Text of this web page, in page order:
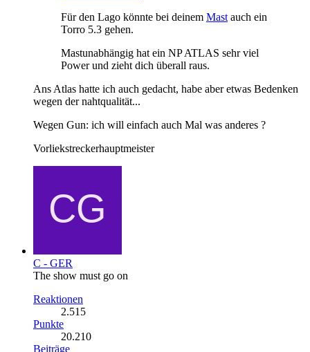
Für den Lago könnte bei deinem Mast auch ein
Torro 5.3 gehen.
Mastunabhängig hat ein NP ATLAS sehr viel
Power und zieht dich überall raus.
Ans Atlas hatte ich auch gedacht, habe aber etwas Bedenken
wegen der nahtqualität...
Wegen Gun: ich will einfach auch Mal was anderes ?
Vorliekstreckerhauptmeister
C - GER
The show must go on
Reaktionen
2.515
Punkte
20.210
Beiträge